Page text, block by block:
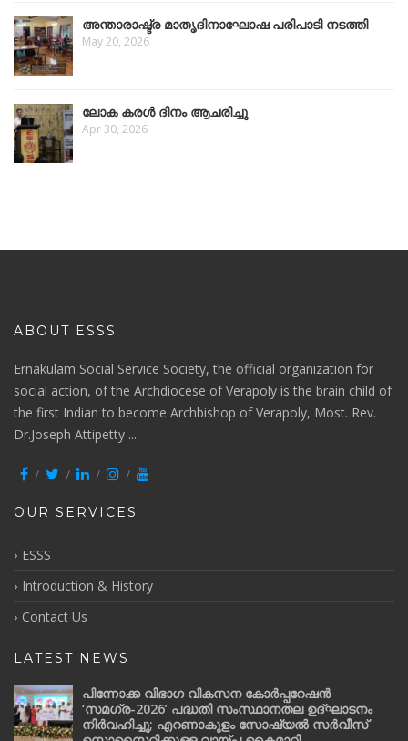
അന്താരാഷ്ട്ര മാതൃദിനാഘോഷ പരിപാടി നടത്തി
May 20, 2026
ലോക കരൾ ദിനം ആചരിച്ചു
Apr 30, 2026
ABOUT ESSS
Ernakulam Social Service Society, the official organization for
social action, of the Archdiocese of Verapoly is the brain child of
the first Indian to become Archbishop of Verapoly, Most. Rev.
Dr.Joseph Attipetty ....
OUR SERVICES
ESSS
Introduction & History
Contact Us
LATEST NEWS
പിന്നോക്ക വിഭാഗ വികസന കോർപ്പറേഷൻ
‘സമഗ്ര-2026’ പദ്ധതി സംസ്ഥാനതല ഉദ്ഘാടനം
നിർവഹിച്ചു; എറണാകുളം സോഷ്യൽ സർവീസ്